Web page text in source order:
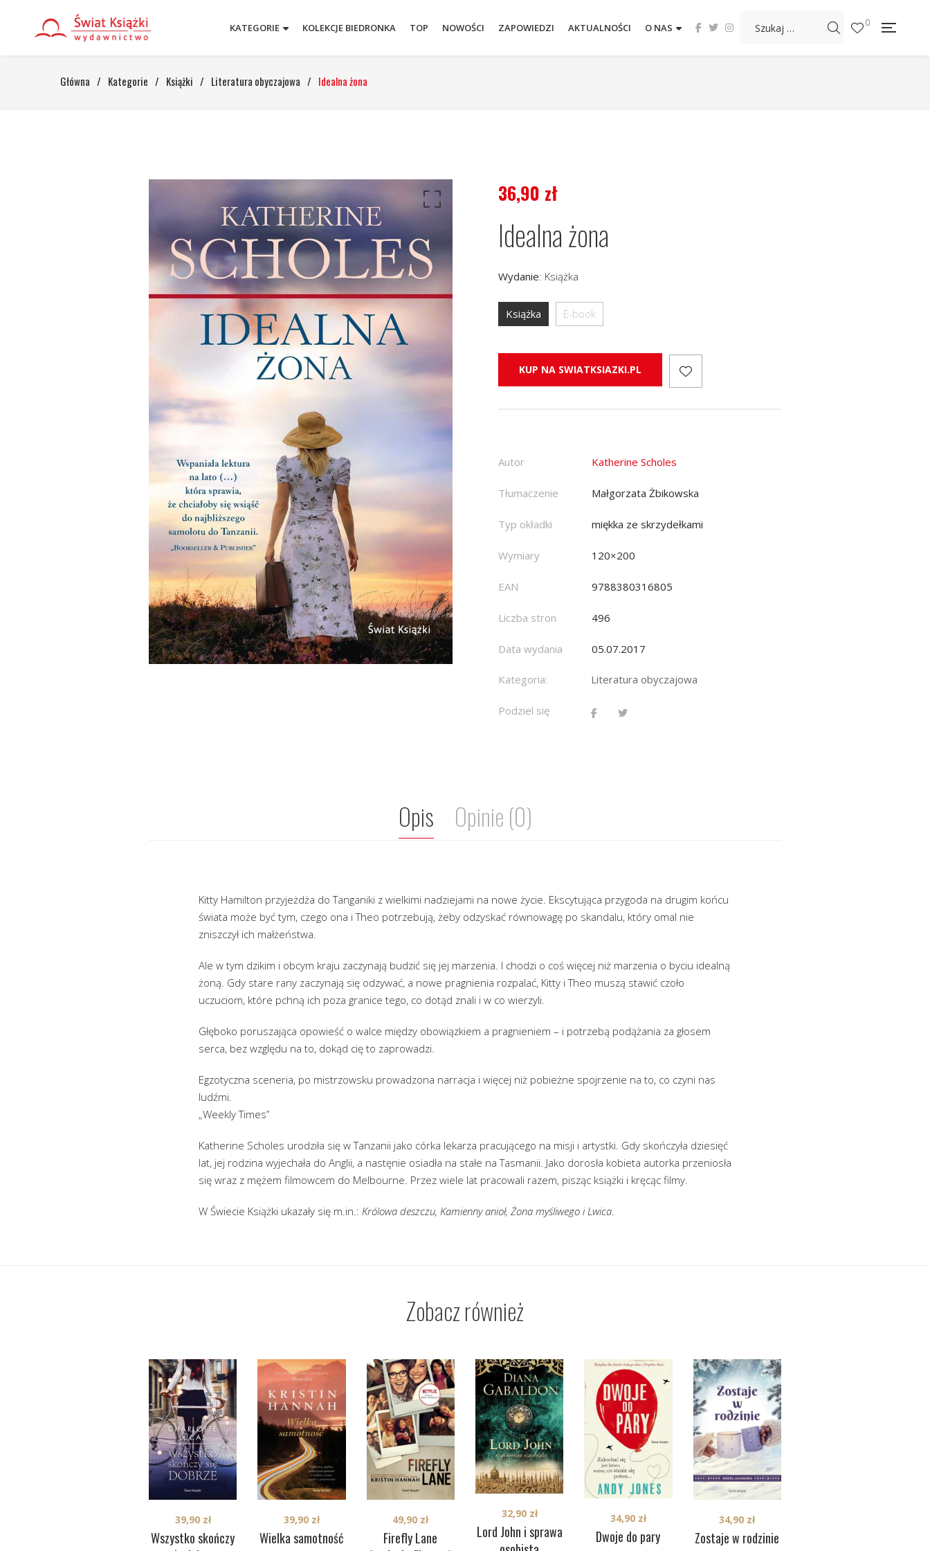
KATEGORIE KOLEKCJE BIEDRONKA TOP NOWOŚCI ZAPOWIEDZI AKTUALNOŚCI O NAS 0
Główna / Kategorie / Książki / Literatura obyczajowa / Idealna żona
36,90 zł
Idealna żona
Wydanie: Książka
Książka E-book
KUP NA SWIATKSIAZKI.PL
Autor Katherine Scholes
Tłumaczenie Małgorzata Żbikowska
Typ okładki miękka ze skrzydełkami
Wymiary 120×200
EAN 9788380316805
Liczba stron 496
Data wydania 05.07.2017
Kategoria: Literatura obyczajowa
Podziel się
Opis Opinie (0)
Kitty Hamilton przyjeżdża do Tanganiki z wielkimi nadziejami na nowe życie. Ekscytująca przygoda na drugim końcu
świata może być tym, czego ona i Theo potrzebują, żeby odzyskać równowagę po skandalu, który omal nie
zniszczył ich małżeństwa.
Ale w tym dzikim i obcym kraju zaczynają budzić się jej marzenia. I chodzi o coś więcej niż marzenia o byciu idealną
żoną. Gdy stare rany zaczynają się odzywać, a nowe pragnienia rozpalać, Kitty i Theo muszą stawić czoło
uczuciom, które pchną ich poza granice tego, co dotąd znali i w co wierzyli.
Głęboko poruszająca opowieść o walce między obowiązkiem a pragnieniem – i potrzebą podążania za głosem
serca, bez względu na to, dokąd cię to zaprowadzi.
Egzotyczna sceneria, po mistrzowsku prowadzona narracja i więcej niż pobieżne spojrzenie na to, co czyni nas
ludźmi.
„Weekly Times”
Katherine Scholes urodziła się w Tanzanii jako córka lekarza pracującego na misji i artystki. Gdy skończyła dziesięć
lat, jej rodzina wyjechała do Anglii, a nastęnie osiadła na stałe na Tasmanii. Jako dorosła kobieta autorka przeniosła
się wraz z mężem filmowcem do Melbourne. Przez wiele lat pracowali razem, pisząc książki i kręcąc filmy.
W Świecie Książki ukazały się m.in.: Królowa deszczu, Kamienny anioł, Żona myśliwego i Lwica
Zobacz również
Wszystko skończy
39,90 zł
Wielka samotność
39,90 zł
Firefly Lane
49,90 zł
Lord John i sprawa
32,90 zł
Dwoje do pary
34,90 zł
Zostaje w rodzinie
34,90 zł